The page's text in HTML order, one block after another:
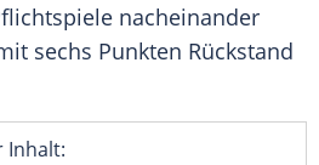
nacheinander
sechs Punkten Rückstand
Inhalt: